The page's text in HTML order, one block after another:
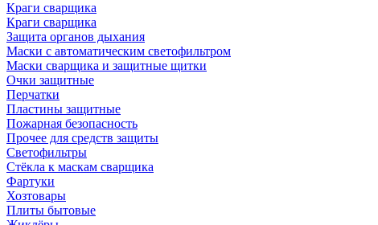
Краги сварщика
Краги сварщика
Защита органов дыхания
Маски с автоматическим светофильтром
Маски сварщика и защитные щитки
Очки защитные
Перчатки
Пластины защитные
Пожарная безопасность
Прочее для средств защиты
Светофильтры
Стёкла к маскам сварщика
Фартуки
Хозтовары
Плиты бытовые